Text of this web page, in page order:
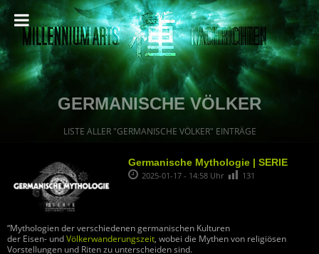
GERMANISCHE VÖLKER
LISTE ALLER "GERMANISCHE VÖLKER" EINTRÄGE
Germanische Mythologie | SERIE
2025-01-17 - 14:58 Uhr 131
“Mythologien der verschiedenen germanischen Kulturen
der Eisen- undVölkerwanderungszeit, wobei die Mythen von religiösen
Vorstellungen und Riten zu unterscheiden sind.